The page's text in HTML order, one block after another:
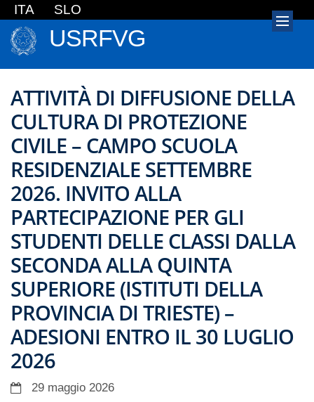
ITA SLO
USRFVG
ATTIVITÀ DI DIFFUSIONE DELLA
CULTURA DI PROTEZIONE
CIVILE – CAMPO SCUOLA
RESIDENZIALE SETTEMBRE
2026. INVITO ALLA
PARTECIPAZIONE PER GLI
STUDENTI DELLE CLASSI DALLA
SECONDA ALLA QUINTA
SUPERIORE (ISTITUTI DELLA
PROVINCIA DI TRIESTE) –
ADESIONI ENTRO IL 30 LUGLIO
2026
29 maggio 2026